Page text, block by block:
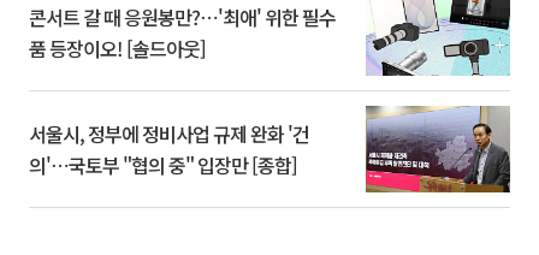
콘서트 갈 때 응원봉만?⋯'최애' 위한 필수
품 등장이오! [솔드아웃]
서울시, 정부에 정비사업 규제 완화 '건
의'⋯국토부 "협의 중" 입장만 [종합]